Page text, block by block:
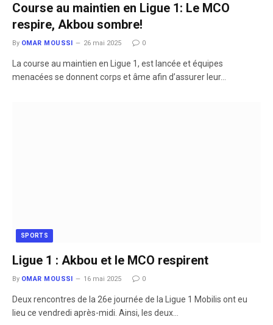
Course au maintien en Ligue 1: Le MCO
respire, Akbou sombre!
By OMAR MOUSSI 26 mai 2025 0
La course au maintien en Ligue 1, est lancée et équipes
menacées se donnent corps et âme afin d’assurer leur…
SPORTS
Ligue 1 : Akbou et le MCO respirent
By OMAR MOUSSI 16 mai 2025 0
Deux rencontres de la 26e journée de la Ligue 1 Mobilis ont eu
lieu ce vendredi après-midi. Ainsi, les deux…